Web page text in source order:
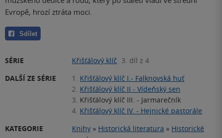
Evropě, hrozí ztráta moci.
Sdílet
SÉRIE Křišťálový klíč 3. díl z 4
DALŠÍ ZE SÉRIE
1. Křišťálový klíč I.- Falknovská huť
2. Křišťálový klíč II - Vídeňský sen
3. Křišťálový klíč III. - Jarmarečník
4. Křišťálový klíč IV. - Hejnické pastorále
KATEGORIE
Knihy » Historická literatura » Historické